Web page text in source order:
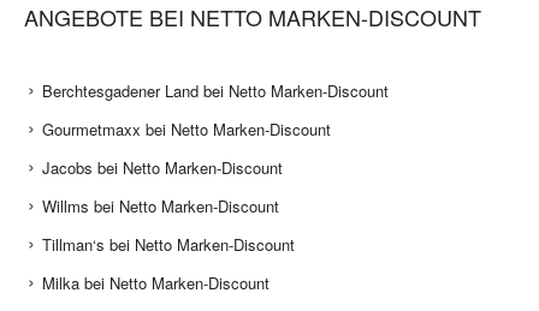
ANGEBOTE BEI NETTO MARKEN-DISCOUNT
Berchtesgadener Land bei Netto Marken-Discount
Gourmetmaxx bei Netto Marken-Discount
Jacobs bei Netto Marken-Discount
Willms bei Netto Marken-Discount
Tillman‘s bei Netto Marken-Discount
Milka bei Netto Marken-Discount